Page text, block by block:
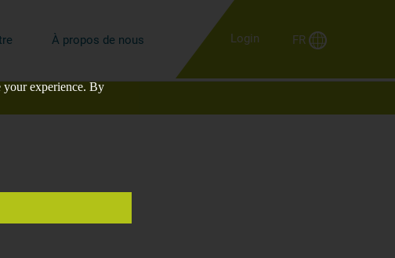
your experience. By
À propos de nous Login FR